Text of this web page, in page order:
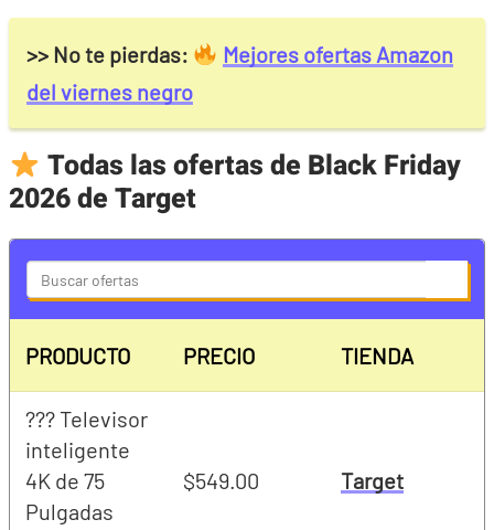
>> No te pierdas:
Mejores ofertas Amazon
del viernes negro
Todas las ofertas de Black Friday
2026 de Target
e
r
c
PRODUCTO PRECIO TIENDA
??? Televisor
inteligente
4K de 75
Pulgadas
$549.00 Target